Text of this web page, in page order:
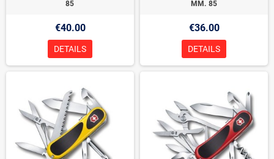
85
€40.00
DETAILS
MM. 85
€36.00
DETAILS